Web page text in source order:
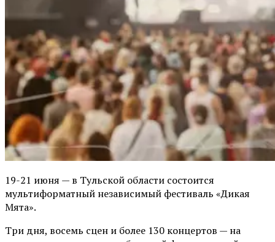
19-21 июня — в Тульской области состоится
мультиформатный независимый фестиваль «Дикая
Мята».
Три дня, восемь сцен и более 130 концертов — на